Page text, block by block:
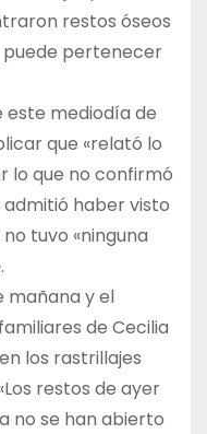
restos óseos
puede pertenecer
este mediodía de
que «relató lo
lo que no confirmó
admitió haber visto
tuvo «ninguna
mañana y el
de Cecilia
los rastrillajes
restos de ayer
no se han abierto